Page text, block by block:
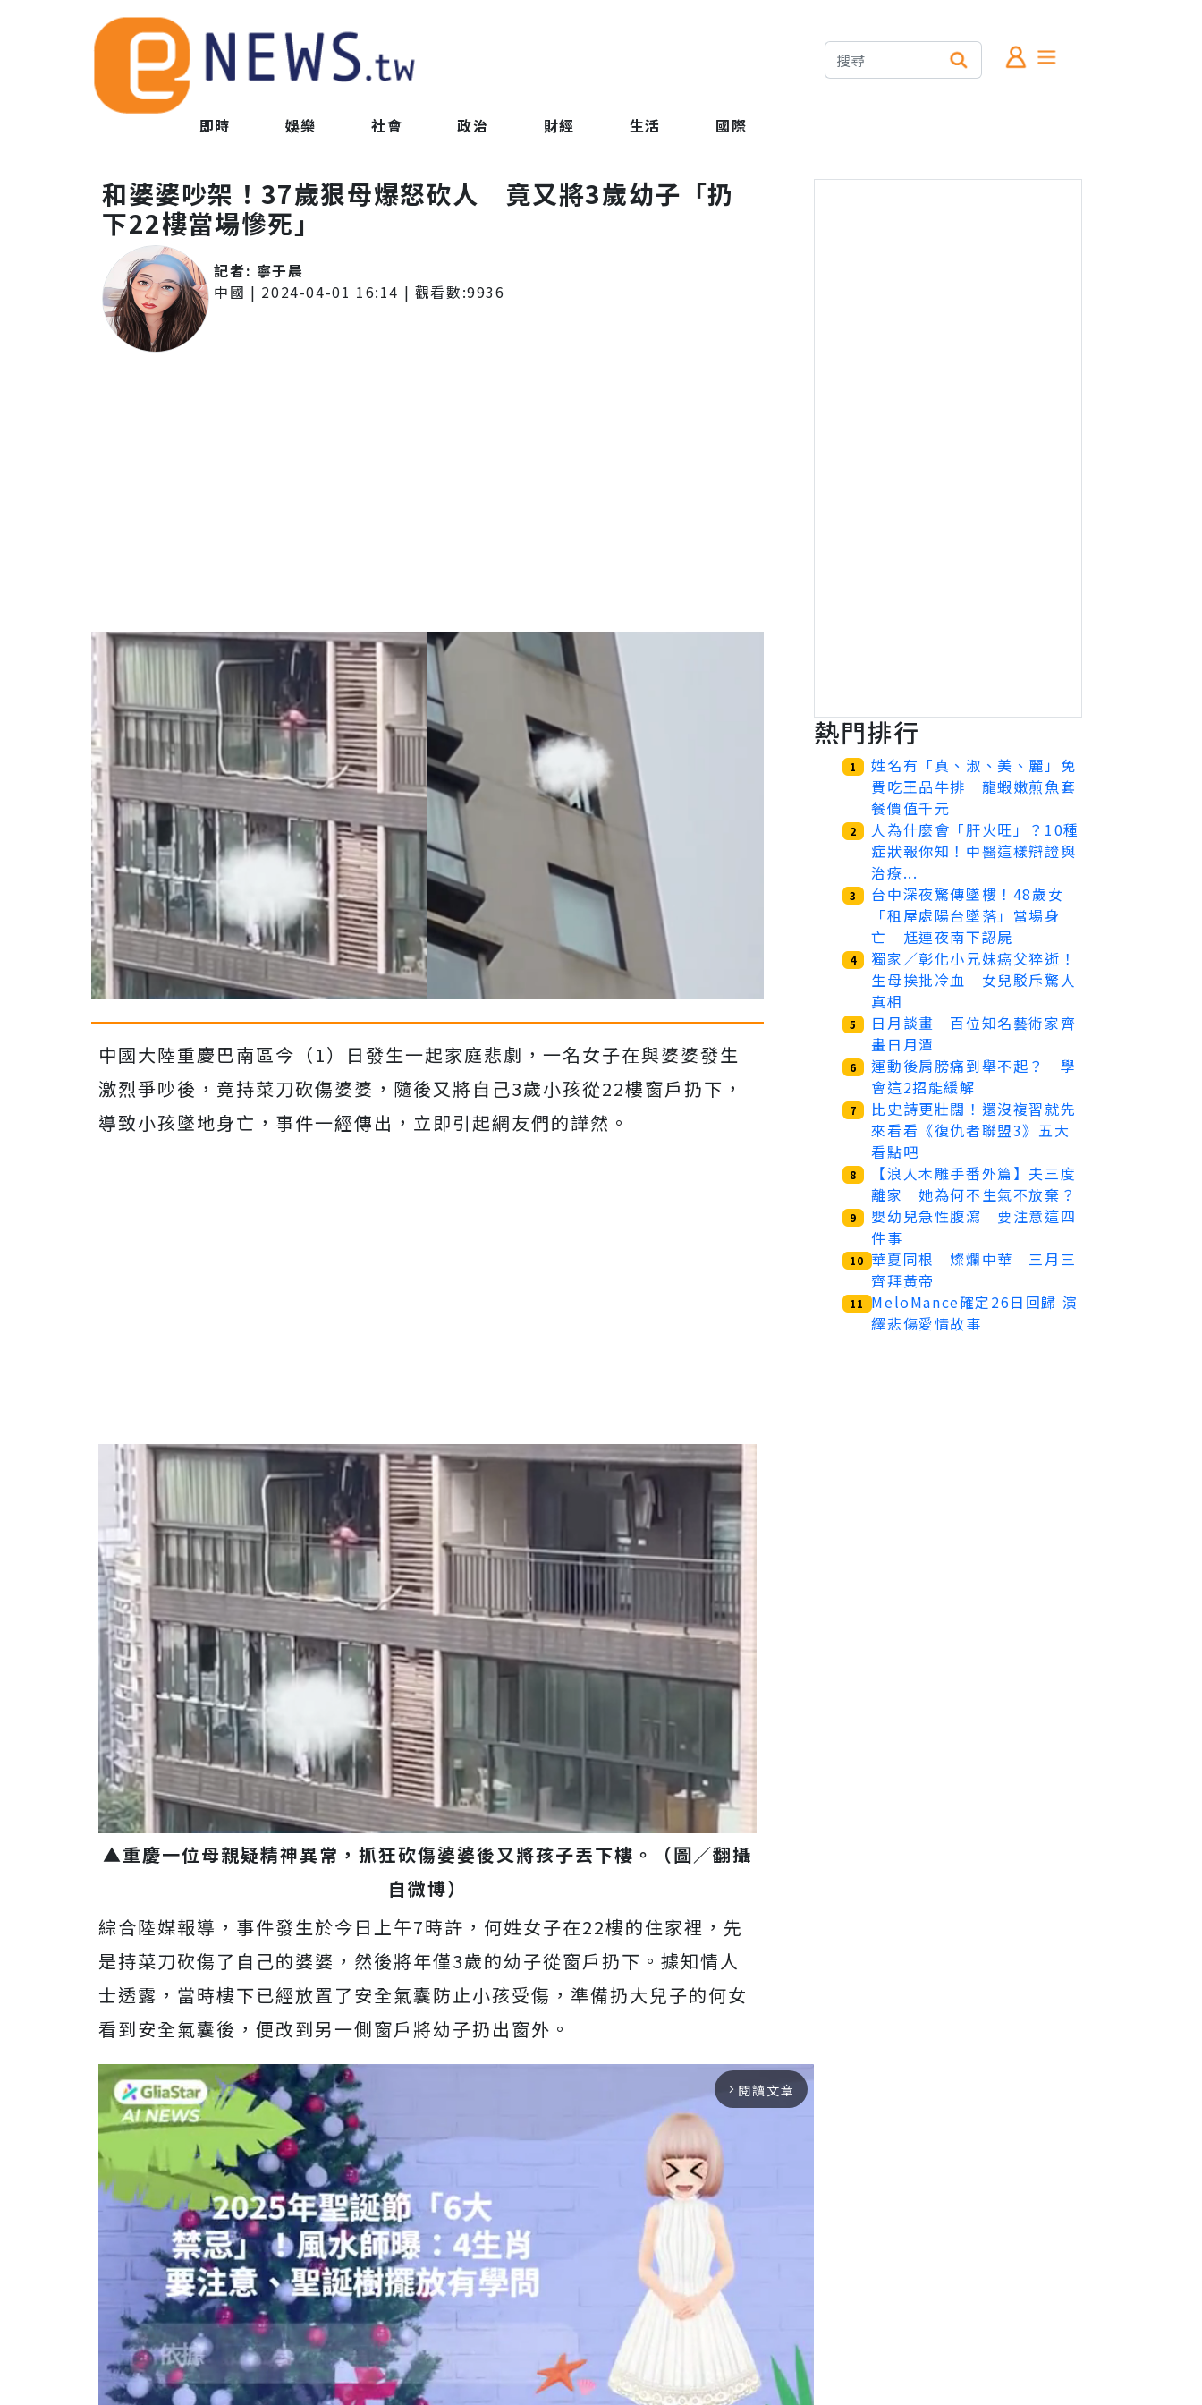
即時 娛樂 社會 政治 財經 生活 國際
和婆婆吵架！37歲狠母爆怒砍人 竟又將3歲幼子「扔
下22樓當場慘死」
記者: 寧于晨
中國 | 2024-04-01 16:14 | 觀看數:9936
中國大陸重慶巴南區今（1）日發生一起家庭悲劇，一名女子在與婆婆發生
激烈爭吵後，竟持菜刀砍傷婆婆，隨後又將自己3歲小孩從22樓窗戶扔下，
導致小孩墜地身亡， 事件一經傳出，立即引起網友們的譁然。
▲重慶一位母親疑精神異常，抓狂砍傷婆婆後又將孩子丟下樓。（圖／翻攝
自微博）
綜合陸媒報導，事件發生於今日上午7時許， 何姓女子在22樓的住家裡，先
是持菜刀砍傷了自己的婆婆，然後將年僅3歲的幼子從窗戶扔下。據知情人
士透露，當時樓下已經放置了安全氣囊防止小孩受傷，準備扔大兒子的何女
看到安全氣囊後，便改到另一側窗戶將幼子扔出窗外。
arrow_forward_ios 閱讀文章
熱門排行
1
姓名有「真、淑、美、麗」免
費吃王品牛排 龍蝦嫩煎魚套
餐價值千元
2
人為什麼會「肝火旺」？10種
症狀報你知！中醫這樣辯證與
治療...
3
台中深夜驚傳墜樓！48歲女
「租屋處陽台墜落」當場身
亡 尪連夜南下認屍
4
獨家／彰化小兄妹癌父猝逝！
生母挨批冷血 女兒駁斥驚人
真相
5
日月談畫 百位知名藝術家齊
畫日月潭
6
運動後肩膀痛到舉不起？ 學
會這2招能緩解
7
比史詩更壯闊！還沒複習就先
來看看《復仇者聯盟3》五大
看點吧
8
【浪人木雕手番外篇】夫三度
離家 她為何不生氣不放棄？
9
嬰幼兒急性腹瀉 要注意這四
件事
10 華夏同根 燦爛中華 三月三
齊拜黃帝
11
MeloMance確定26日回歸 演
繹悲傷愛情故事